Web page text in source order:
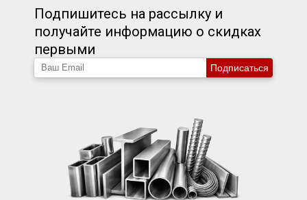
Подпишитесь на рассылку и
получайте информацию о скидках
первыми
Подписаться